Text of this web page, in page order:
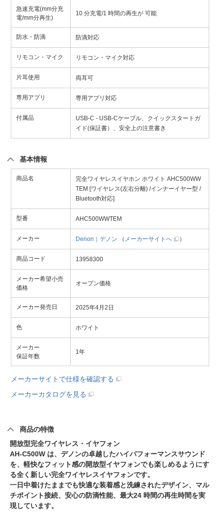
急速充電(mm分充
電/mm分再生)
10 分充電/1 時間の再生が 可能
防水・防滴 防滴対応
リモコン・マイク リモコン・マイク対応
片耳使用 両耳可
専用アプリ 専用アプリ対応
付属品
USB-C - USB-Cケーブル、クイックスタートガ
イド(保証書）、安全上の注意書き
基本情報
商品名
完全ワイヤレスイヤホン ホワイト AHC500WW
TEM [ワイヤレス(左右分離) /インナーイヤー型 /
Bluetooth対応]
型番 AHC500WWTEM
メーカー Denon｜デノン （ メーカーサイトへ ）
商品コード 13958300
メーカー希望小売
価格
オープン価格
メーカー発売日 2025年4月2日
色 ホワイト
メーカー
保証年数
1年
メーカーサイトで仕様を確認する
メーカーカタログを見る
商品の特徴
開放型完全ワイヤレス・イヤフォン
AH-C500W は、デノンの卓越したハイパフォーマンスサウンド
を、軽快なフィット感の開放型イヤフォンでも楽しめるようにす
る全く新しい完全ワイヤレスイヤフォンです。
一日中着けたままでも快適な装着感と洗練されたデザイン、マル
チポイント接続、安心の防滴性能、最大24 時間の再生時間を実
現しています。